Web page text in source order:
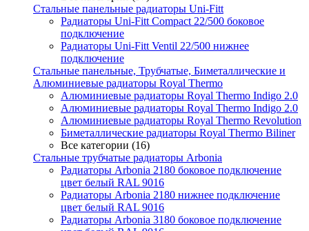
Стальные панельные радиаторы Uni-Fitt
Радиаторы Uni-Fitt Compact 22/500 боковое
подключение
Радиаторы Uni-Fitt Ventil 22/500 нижнее
подключение
Стальные панельные, Трубчатые, Биметаллические и
Алюминиевые радиаторы Royal Thermo
Алюминиевые радиаторы Royal Thermo Indigo 2.0
Алюминиевые радиаторы Royal Thermo Indigo 2.0
Алюминиевые радиаторы Royal Thermo Revolution
Биметаллические радиаторы Royal Thermo Biliner
Все категории (16)
Стальные трубчатые радиаторы Arbonia
Радиаторы Arbonia 2180 боковое подключение
цвет белый RAL 9016
Радиаторы Arbonia 2180 нижнее подключение
цвет белый RAL 9016
Радиаторы Arbonia 3180 боковое подключение